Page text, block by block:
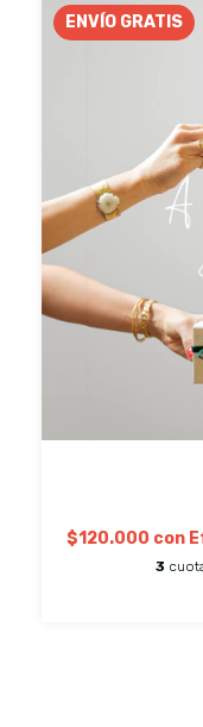
ENVÍO GRATIS
$120.000 con
3